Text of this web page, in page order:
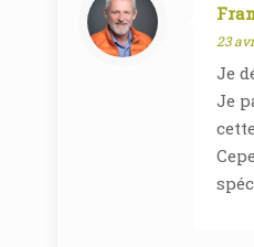
23
Je
Je